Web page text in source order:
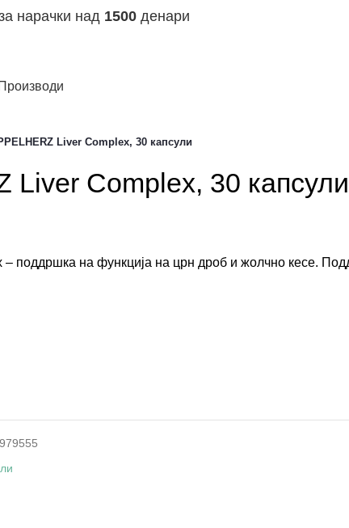
нарачки над 1500денари
Liver Complex, 30 капсули
Liver Complex, 30 капсули
поддршка на функција на црн дроб и жолчно кесе.